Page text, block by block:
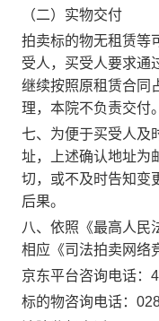
（二）实物交付
拍卖标的物无租赁等
受人 ， 买受人要求通
继续按照原租赁合同
理， 本院不负责交付
七、为便于买受人及
址，上述确认地址为
切，或不及时告知变
后果。
八、依照《最高人民
相应《司法拍卖网络
京东平台咨询电话：
标的物咨询电话：